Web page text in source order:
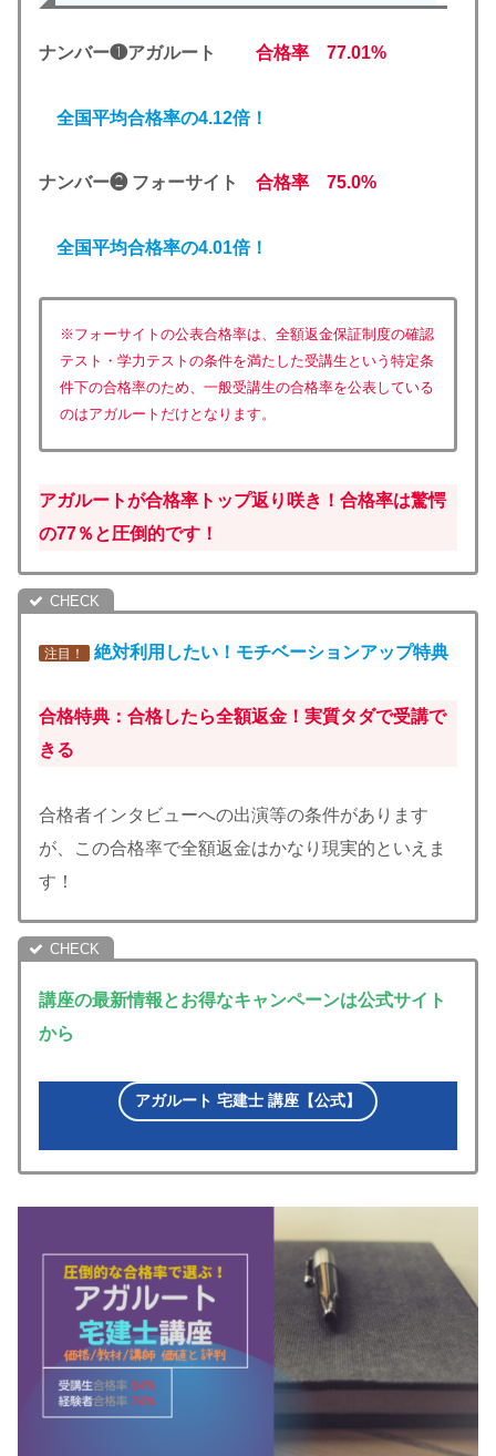
ナンバー❶アガルート 合格率 77.01%
全国平均合格率の4.12倍！
ナンバー❷ フォーサイト 合格率 75.0%
全国平均合格率の4.01倍！
※フォーサイトの公表合格率は、全額返金保証制度の確認
テスト・学力テストの条件を満たした受講生という特定条
件下の合格率のため、一般受講生の合格率を公表している
のはアガルートだけとなります。
アガルートが合格率トップ返り咲き！合格率は驚愕
の77％と圧倒的です！
注目！ 絶対利用したい！モチベーションアップ特典
合格特典：合格したら全額返金！実質タダで受講で
きる
合格者インタビューへの出演等の条件があります
が、この合格率で全額返金はかなり現実的といえま
す！
講座の最新情報とお得なキャンペーンは公式サイト
から
アガルート 宅建士 講座【公式】